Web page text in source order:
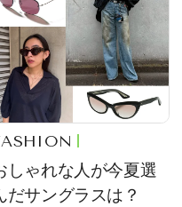
しゃれな人が今夏選
だサングラスは？